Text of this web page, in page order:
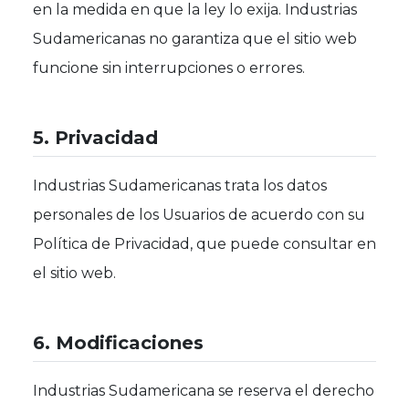
en la medida en que la ley lo exija. Industrias
Sudamericanas no garantiza que el sitio web
funcione sin interrupciones o errores.
5. Privacidad
Industrias Sudamericanas trata los datos
personales de los Usuarios de acuerdo con su
Política de Privacidad, que puede consultar en
el sitio web.
6. Modificaciones
Industrias Sudamericana se reserva el derecho